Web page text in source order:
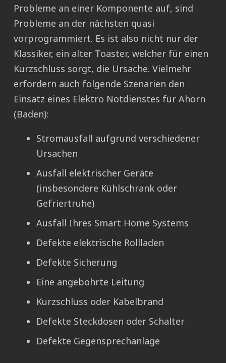
Probleme an einer Komponente auf, sind
Probleme an der nächsten quasi
vorprogrammiert. Es ist also nicht nur der
Klassiker, ein alter Toaster, welcher für einen
Kurzschluss sorgt, die Ursache. Vielmehr
erfordern auch folgende Szenarien den
Einsatz eines Elektro Notdienstes für Ahorn
(Baden):
Stromausfall aufgrund verschiedener
Ursachen
Ausfall elektrischer Geräte
(insbesondere Kühlschrank oder
Gefriertruhe)
Ausfall Ihres Smart Home Systems
Defekte elektrische Rollladen
Defekte Sicherung
Eine angebohrte Leitung
Kurzschluss oder Kabelbrand
Defekte Steckdosen oder Schalter
Defekte Gegensprechanlage